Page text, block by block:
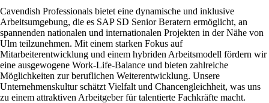
Cavendish Professionals bietet eine dynamische und inklusive
Arbeitsumgebung, die es SAP SD Senior Beratern ermöglicht, an
spannenden nationalen und internationalen Projekten in der Nähe von
Ulm teilzunehmen. Mit einem starken Fokus auf
Mitarbeiterentwicklung und einem hybriden Arbeitsmodell fördern wir
eine ausgewogene Work-Life-Balance und bieten zahlreiche
Möglichkeiten zur beruflichen Weiterentwicklung. Unsere
Unternehmenskultur schätzt Vielfalt und Chancengleichheit, was uns
zu einem attraktiven Arbeitgeber für talentierte Fachkräfte macht.